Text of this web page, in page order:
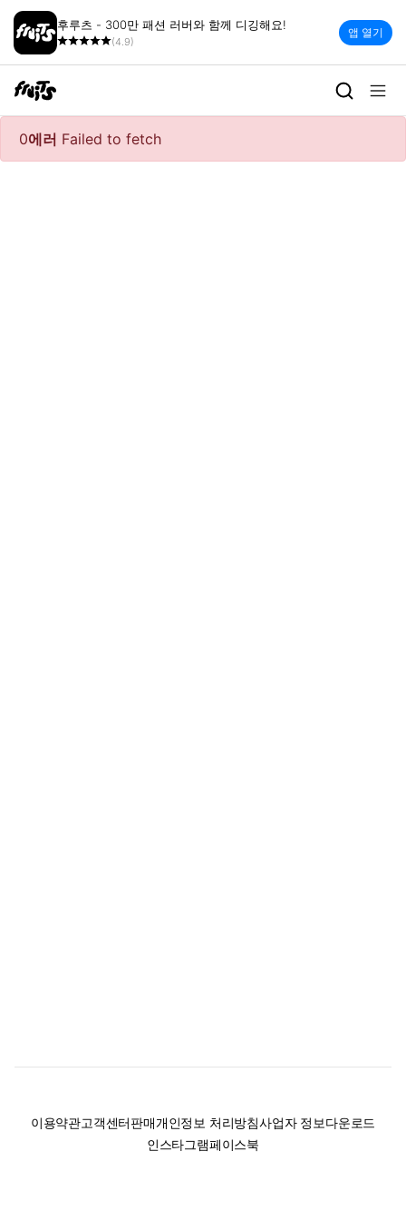
후루츠 - 300만 패션 러버와 함께 디깅해요!
(4.9)
앱 열기
0에러 Failed to fetch
이용약관고객센터판매개인정보 처리방침사업자 정보다운로드
인스타그램페이스북